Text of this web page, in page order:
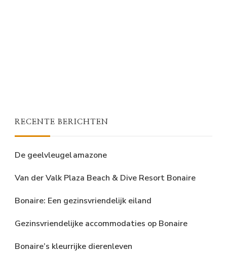
RECENTE BERICHTEN
De geelvleugel amazone
Van der Valk Plaza Beach & Dive Resort Bonaire
Bonaire: Een gezinsvriendelijk eiland
Gezinsvriendelijke accommodaties op Bonaire
Bonaire’s kleurrijke dierenleven